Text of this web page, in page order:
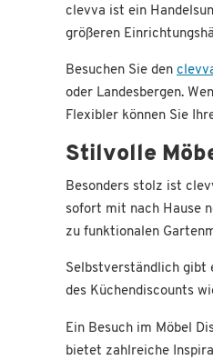
clevva ist ein
größeren
Besuchen Sie den
oder Landesbergen.
Flexibler können Sie
Stilvolle
Besonders stolz ist
sofort mit nach Hause
zu funktionalen
Selbstverständlich gibt
des Küchendiscounts
Ein Besuch im Möbel
bietet zahlreiche